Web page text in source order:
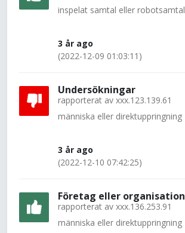
inspelat samtal eller robotsamtal
3 år ago
(2022-12-09 01:03:11)
Undersökningar
rapporterat av xxx.123.139.61
människa eller direktuppringning
3 år ago
(2022-12-10 07:42:25)
Företag eller organisation
rapporterat av xxx.136.253.91
människa eller direktuppringning